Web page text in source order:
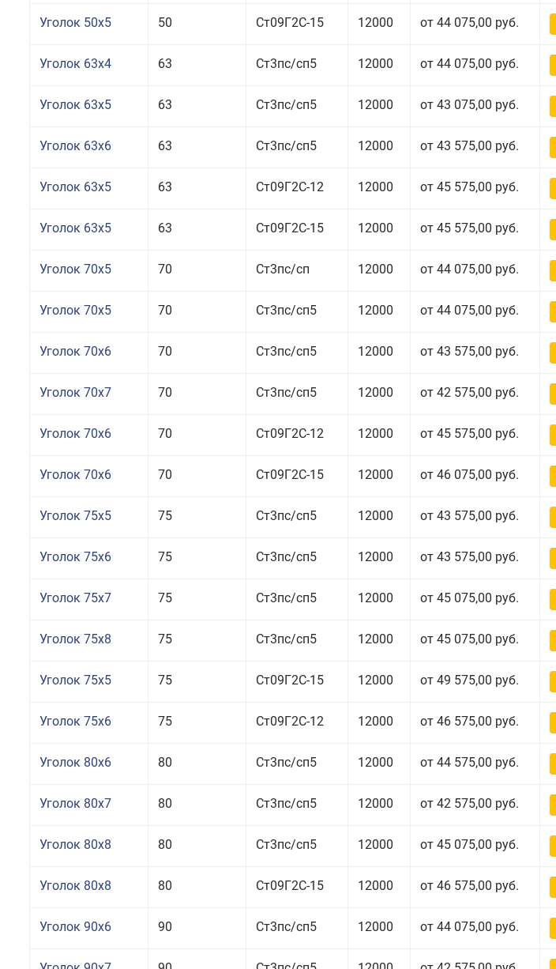
Уголок 50x5 50 Ст09Г2С-15 12000 от 44 075,00 руб.
Уголок 63x4 63 Ст3пс/сп5 12000 от 44 075,00 руб.
Уголок 63x5 63 Ст3пс/сп5 12000 от 43 075,00 руб.
Уголок 63x6 63 Ст3пс/сп5 12000 от 43 575,00 руб.
Уголок 63x5 63 Ст09Г2С-12 12000 от 45 575,00 руб.
Уголок 63x5 63 Ст09Г2С-15 12000 от 45 575,00 руб.
Уголок 70x5 70 Ст3пс/сп 12000 от 44 075,00 руб.
Уголок 70x5 70 Ст3пс/сп5 12000 от 44 075,00 руб.
Уголок 70x6 70 Ст3пс/сп5 12000 от 43 575,00 руб.
Уголок 70x7 70 Ст3пс/сп5 12000 от 42 575,00 руб.
Уголок 70x6 70 Ст09Г2С-12 12000 от 45 575,00 руб.
Уголок 70x6 70 Ст09Г2С-15 12000 от 46 075,00 руб.
Уголок 75x5 75 Ст3пс/сп5 12000 от 43 575,00 руб.
Уголок 75x6 75 Ст3пс/сп5 12000 от 43 575,00 руб.
Уголок 75x7 75 Ст3пс/сп5 12000 от 45 075,00 руб.
Уголок 75x8 75 Ст3пс/сп5 12000 от 45 075,00 руб.
Уголок 75x5 75 Ст09Г2С-15 12000 от 49 575,00 руб.
Уголок 75x6 75 Ст09Г2С-12 12000 от 46 575,00 руб.
Уголок 80x6 80 Ст3пс/сп5 12000 от 44 575,00 руб.
Уголок 80x7 80 Ст3пс/сп5 12000 от 42 575,00 руб.
Уголок 80x8 80 Ст3пс/сп5 12000 от 45 075,00 руб.
Уголок 80x8 80 Ст09Г2С-15 12000 от 46 575,00 руб.
Уголок 90x6 90 Ст3пс/сп5 12000 от 44 075,00 руб.